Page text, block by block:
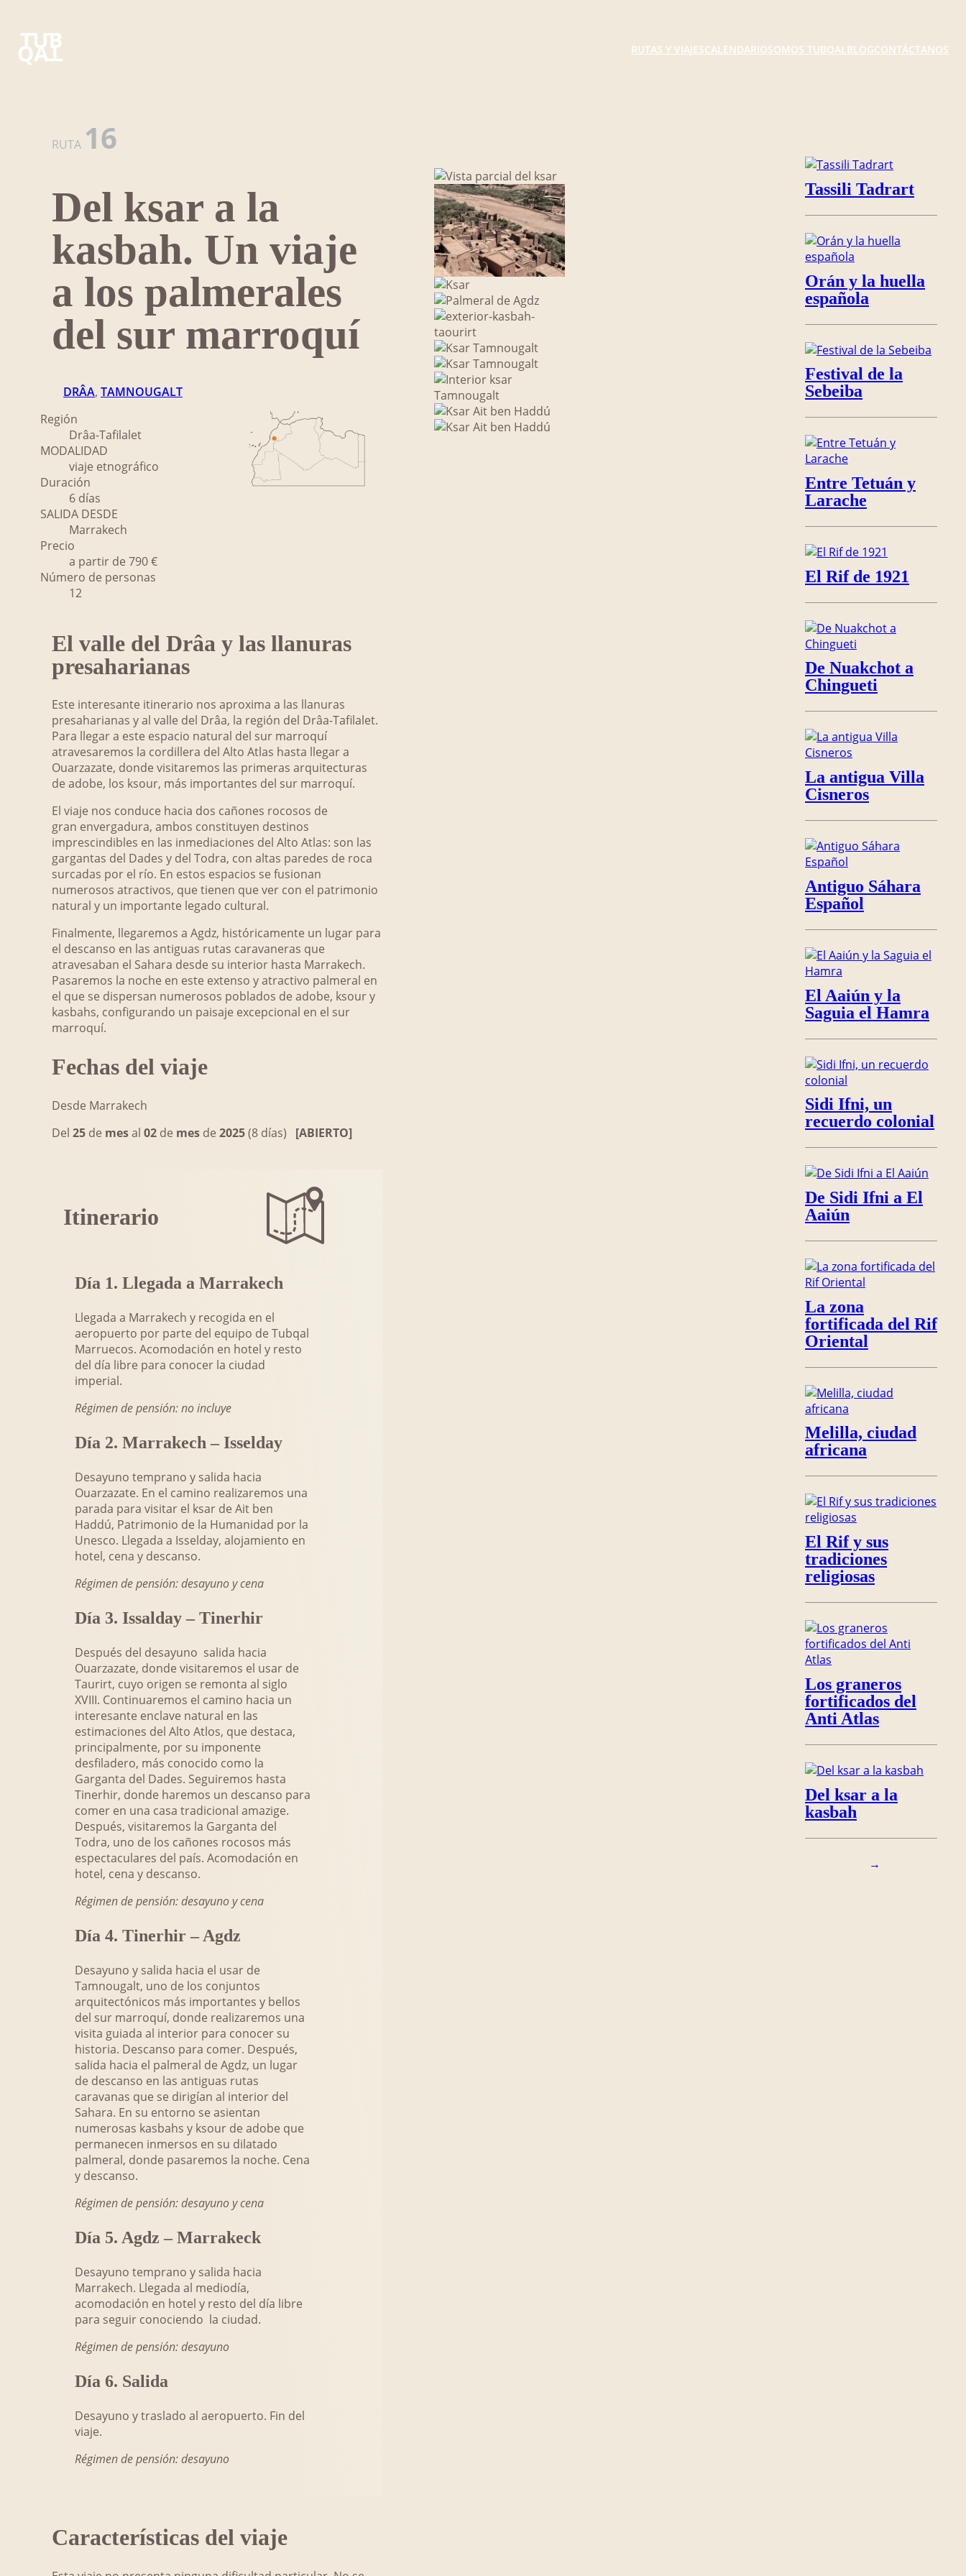
circuitos
históricos
etnográficos
en
Magreb
RUTAS Y VIAJESCALENDARIOSOMOS TUBQAL BLOGCONTÁCTANOS
RUTA 16
Del ksar a la
kasbah. Un viaje
a los palmerales
del sur marroquí
DRÂA, TAMNOUGALT
Región
Drâa-Tafilalet
MODALIDAD
viaje etnográfico
Duración
6 días
SALIDA DESDE
Marrakech
Precio
a partir de 790 €
Número de personas
12
El valle del Drâa y las llanuras
presaharianas
Este interesante itinerario nos aproxima a las llanuras
presaharianas y al valle del Drâa, la región del Drâa-Tafilalet.
Para llegar a este espacio natural del sur marroquí
atravesaremos la cordillera del Alto Atlas hasta llegar a
Ouarzazate, donde visitaremos las primeras arquitecturas
de adobe, los ksour, más importantes del sur marroquí.
El viaje nos conduce hacia dos cañones rocosos de
gran envergadura, ambos constituyen destinos
imprescindibles en las inmediaciones del Alto Atlas: son las
gargantas del Dades y del Todra, con altas paredes de roca
surcadas por el río. En estos espacios se fusionan
numerosos atractivos, que tienen que ver con el patrimonio
natural y un importante legado cultural.
Finalmente, llegaremos a Agdz, históricamente un lugar para
el descanso en las antiguas rutas caravaneras que
atravesaban el Sahara desde su interior hasta Marrakech.
Pasaremos la noche en este extenso y atractivo palmeral en
el que se dispersan numerosos poblados de adobe, ksour y
kasbahs, configurando un paisaje excepcional en el sur
marroquí.
Fechas del viaje
Desde Marrakech
Del 25 de mesal 02 de mes de 2025(8 días) [ABIERTO]
Itinerario
Día 1. Llegada a Marrakech
Llegada a Marrakech y recogida en el
aeropuerto por parte del equipo de Tubqal
Marruecos. Acomodación en hotel y resto
del día libre para conocer la ciudad
imperial.
Régimen de pensión: no incluye
Día 2. Marrakech – Isselday
Desayuno temprano y salida hacia
Ouarzazate. En el camino realizaremos una
parada para visitar el ksar de Ait ben
Haddú, Patrimonio de la Humanidad por la
Unesco. Llegada a Isselday, alojamiento en
hotel, cena y descanso.
Régimen de pensión: desayuno y cena
Día 3. Issalday – Tinerhir
Después del desayuno salida hacia
Ouarzazate, donde visitaremos el usar de
Taurirt, cuyo origen se remonta al siglo
XVIII. Continuaremos el camino hacia un
interesante enclave natural en las
estimaciones del Alto Atlos, que destaca,
principalmente, por su imponente
desfiladero, más conocido como la
Garganta del Dades. Seguiremos hasta
Tinerhir, donde haremos un descanso para
comer en una casa tradicional amazige.
Después, visitaremos la Garganta del
Todra, uno de los cañones rocosos más
espectaculares del país. Acomodación en
hotel, cena y descanso.
Régimen de pensión: desayuno y cena
Día 4. Tinerhir – Agdz
Desayuno y salida hacia el usar de
Tamnougalt, uno de los conjuntos
arquitectónicos más importantes y bellos
del sur marroquí, donde realizaremos una
visita guiada al interior para conocer su
historia. Descanso para comer. Después,
salida hacia el palmeral de Agdz, un lugar
de descanso en las antiguas rutas
caravanas que se dirigían al interior del
Sahara. En su entorno se asientan
numerosas kasbahs y ksour de adobe que
permanecen inmersos en su dilatado
palmeral, donde pasaremos la noche. Cena
y descanso.
Régimen de pensión: desayuno y cena
Día 5. Agdz – Marrakeck
Desayuno temprano y salida hacia
Marrakech. Llegada al mediodía,
acomodación en hotel y resto del día libre
para seguir conociendo la ciudad.
Régimen de pensión: desayuno
Día 6. Salida
Desayuno y traslado al aeropuerto. Fin del
viaje.
Régimen de pensión: desayuno
Características del viaje
Tassili Tadrart
Orán y la huella
española
Festival de la
Sebeiba
Entre Tetuán y
Larache
El Rif de 1921
De Nuakchot a
Chingueti
La antigua Villa
Cisneros
Antiguo Sáhara
Español
El Aaiún y la
Saguia el Hamra
Sidi Ifni, un
recuerdo colonial
De Sidi Ifni a El
Aaiún
La zona
fortificada del Rif
Oriental
Melilla, ciudad
africana
El Rif y sus
tradiciones
religiosas
Los graneros
fortificados del
Anti Atlas
Del ksar a la
kasbah
→